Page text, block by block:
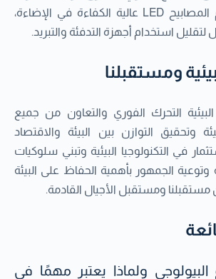
النظيفة، واستخدام المصابيح LED عالية الكفاءة في الإضاءة،
استخدام أجهزة التدفئة والتبريد.
ومستقبلنا
التحرك الفوري والتعاون من جميع
وتحقيق التوازن بين البيئة والاقتصاد
في التكنولوجيا البيئية وتبني سلوكيات
الجمهور بأهمية الحفاظ على البيئة
ومستقبل الأجيال القادمة.
البيولوجي ولماذا يعتبر مهمًا في